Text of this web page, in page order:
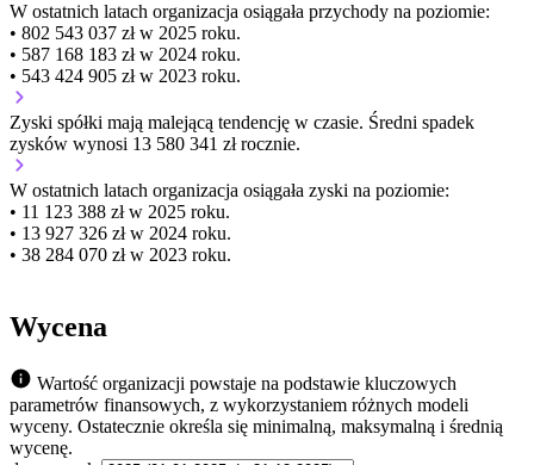
W ostatnich latach organizacja osiągała przychody na poziomie:
• 802 543 037 zł w 2025 roku.
• 587 168 183 zł w 2024 roku.
• 543 424 905 zł w 2023 roku.
Zyski spółki mają malejącą tendencję w czasie. Średni spadek
zysków wynosi 13 580 341 zł rocznie.
W ostatnich latach organizacja osiągała zyski na poziomie:
• 11 123 388 zł w 2025 roku.
• 13 927 326 zł w 2024 roku.
• 38 284 070 zł w 2023 roku.
Wycena
Wartość organizacji powstaje na podstawie kluczowych
parametrów finansowych, z wykorzystaniem różnych modeli
wyceny. Ostatecznie określa się minimalną, maksymalną i średnią
wycenę.